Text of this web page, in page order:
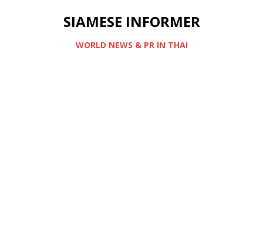
SIAMESE INFORMER
WORLD NEWS & PR IN THAI